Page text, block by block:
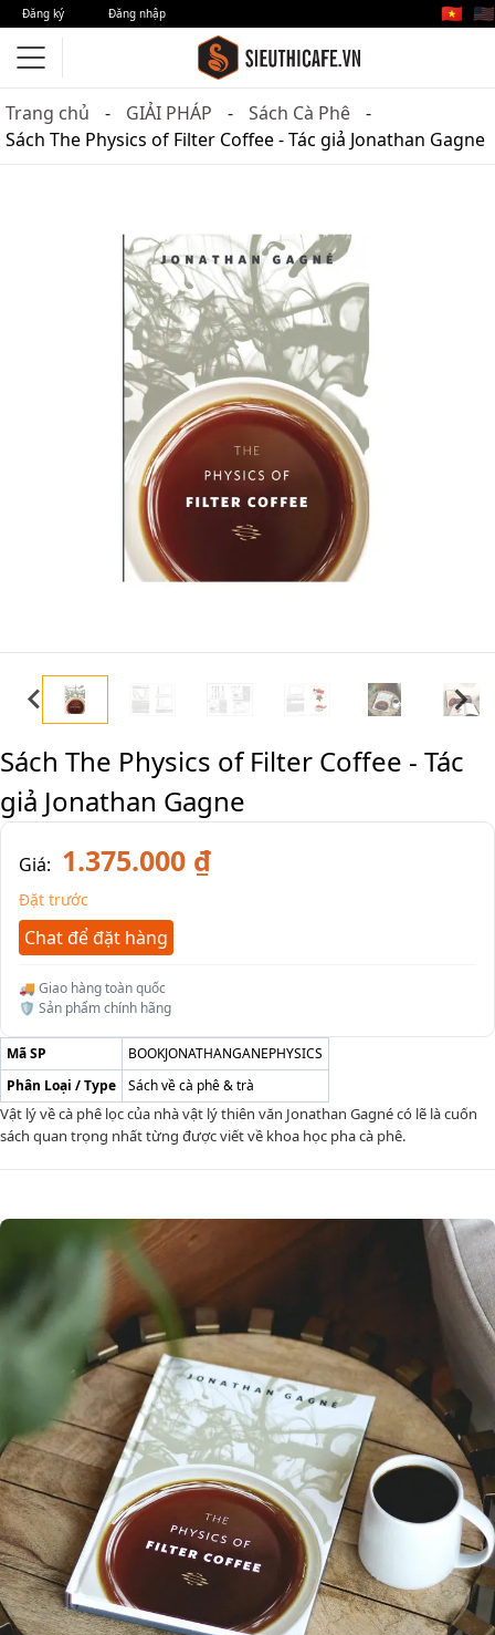
Đăng ký Đăng nhập 🇻🇳 🇺🇸
Trang chủ GIẢI PHÁP
Sách Cà Phê
Sách The Physics of Filter Coffee - Tác giả Jonathan Gagne
Sách The Physics of Filter Coffee - Tác
giả Jonathan Gagne
Giá: 1.375.000 ₫
Đặt trước
Chat để đặt hàng
🚚 Giao hàng toàn quốc
🛡️ Sản phẩm chính hãng
Mã SP
BOOKJONATHANGANEPHYSICS
Phân Loại / Type
Sách về cà phê & trà
Vật lý về cà phê lọc của nhà vật lý thiên văn Jonathan Gagné có lẽ là cuốn
sách quan trọng nhất từng được viết về khoa học pha cà phê.